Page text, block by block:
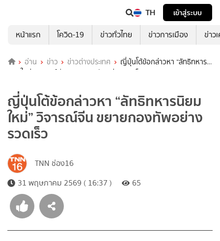
TH
เข้าสู่ระบบ
หน้าแรก
โควิด-19 ข่าวทั่วไทย ข่าวการเมือง ข่าว
อ่าน ข่าว ข่าวต่างประเทศ
ญี่ปุ่นโต้ข้อกล่าวหา “ลัทธิทหาร
นิยมใหม่” วิจารณ์จีน ขยายกองทัพอย่างรวดเร็ว
ญี่ปุ่นโต้ข้อกล่าวหา “ลัทธิทหารนิยม
ใหม่” วิจารณ์จีน ขยายกองทัพอย่าง
รวดเร็ว
TNN ช่อง16
31 พฤษภาคม 2569 ( 16:37 )
65